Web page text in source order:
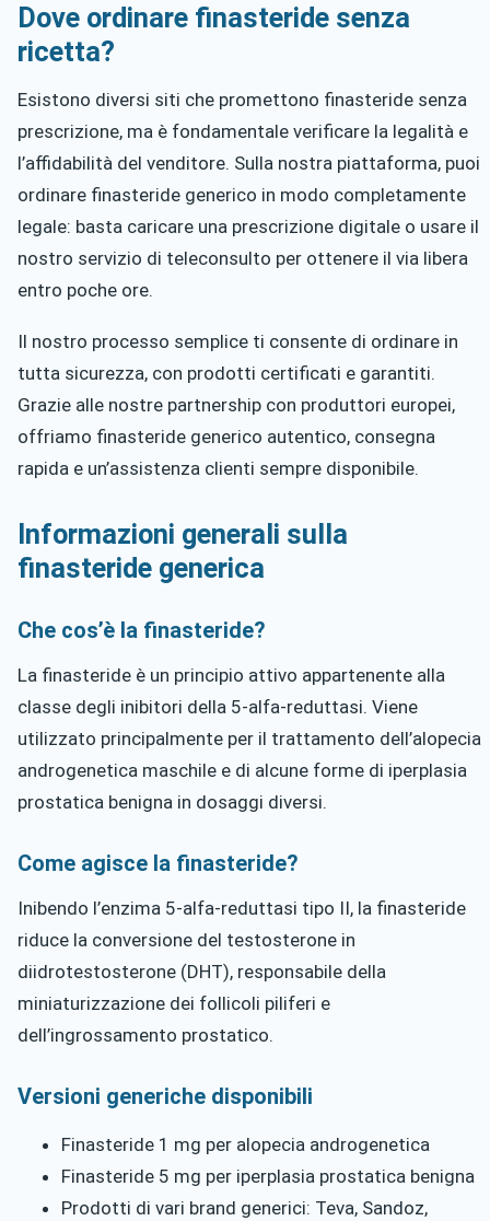
Dove ordinare finasteride senza
ricetta?
Esistono diversi siti che promettono finasteride senza
prescrizione, ma è fondamentale verificare la legalità e
l’affidabilità del venditore. Sulla nostra piattaforma, puoi
ordinare finasteride generico in modo completamente
legale: basta caricare una prescrizione digitale o usare il
nostro servizio di teleconsulto per ottenere il via libera
entro poche ore.
Il nostro processo semplice ti consente di ordinare in
tutta sicurezza, con prodotti certificati e garantiti.
Grazie alle nostre partnership con produttori europei,
offriamo finasteride generico autentico, consegna
rapida e un’assistenza clienti sempre disponibile.
Informazioni generali sulla
finasteride generica
Che cos’è la finasteride?
La finasteride è un principio attivo appartenente alla
classe degli inibitori della 5-alfa-reduttasi. Viene
utilizzato principalmente per il trattamento dell’alopecia
androgenetica maschile e di alcune forme di iperplasia
prostatica benigna in dosaggi diversi.
Come agisce la finasteride?
Inibendo l’enzima 5-alfa-reduttasi tipo II, la finasteride
riduce la conversione del testosterone in
diidrotestosterone (DHT), responsabile della
miniaturizzazione dei follicoli piliferi e
dell’ingrossamento prostatico.
Versioni generiche disponibili
Finasteride 1 mg per alopecia androgenetica
Finasteride 5 mg per iperplasia prostatica benigna
Prodotti di vari brand generici: Teva, Sandoz,